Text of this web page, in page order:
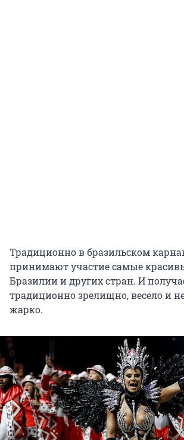
Традиционно в бразильском
принимают участие самые
Бразилии и других стран. И
традиционно зрелищно, весело и
жарко.